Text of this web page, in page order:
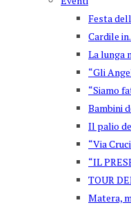
Festa
Cardile
La lunga
“Gli
“Siamo
Bambini
Il palio
“Via
“IL
TOUR
Matera,